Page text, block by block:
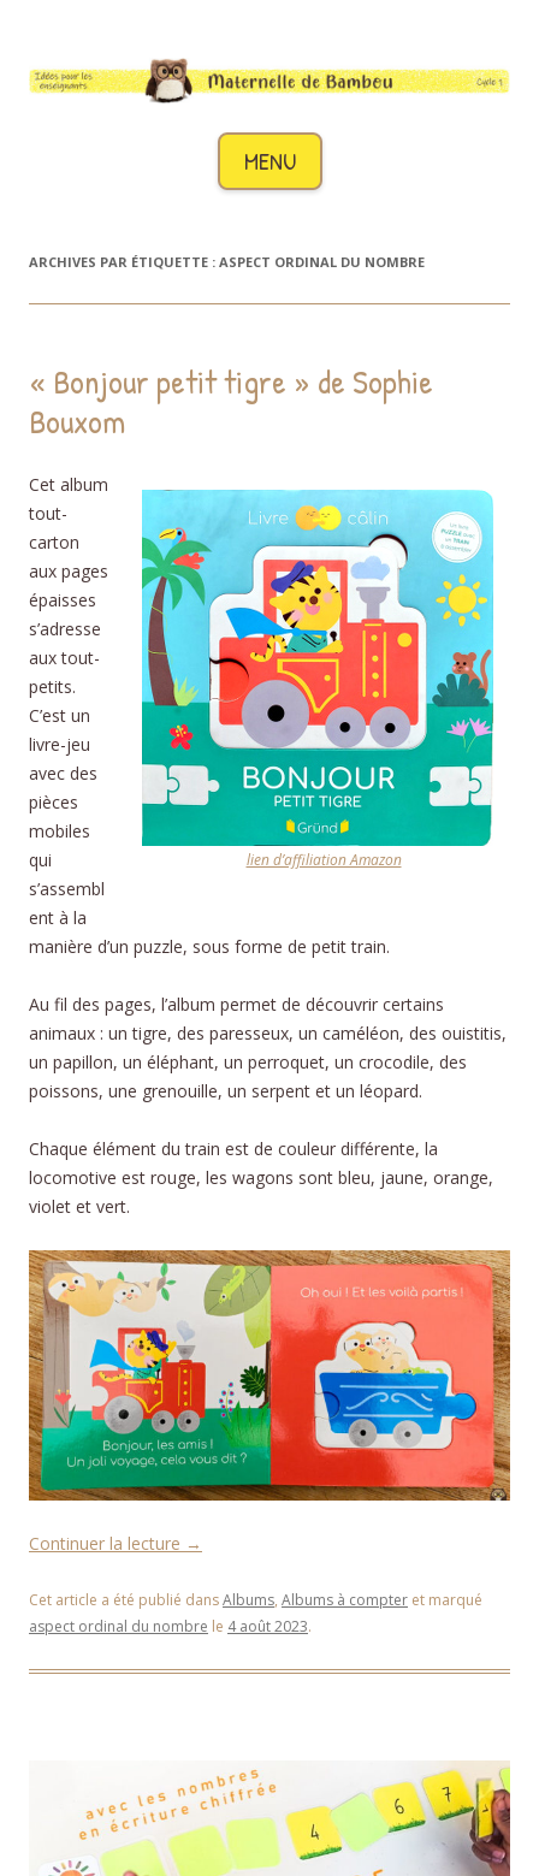
MENU
Aller au contenu
ARCHIVES PAR ÉTIQUETTE : ASPECT ORDINAL DU NOMBRE
« Bonjour petit tigre » de Sophie
Bouxom
lien d’affiliation Amazon
Cet album
tout-
carton
aux pages
épaisses
s’adresse
aux tout-
petits.
C’est un
livre-jeu
avec des
pièces
mobiles
qui
s’assembl
ent à la
manière d’un puzzle, sous forme de petit train.
Au fil des pages, l’album permet de découvrir certains
animaux : un tigre, des paresseux, un caméléon, des ouistitis,
un papillon, un éléphant, un perroquet, un crocodile, des
poissons, une grenouille, un serpent et un léopard.
Chaque élément du train est de couleur différente, la
locomotive est rouge, les wagons sont bleu, jaune, orange,
violet et vert.
Continuer la lecture →
Cet article a été publié dansAlbums, Albums à compter et marqué
aspect ordinal du nombre le 4 août 2023.